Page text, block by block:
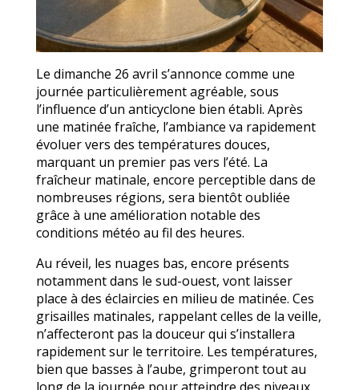
Le dimanche 26 avril s’annonce comme une
journée particulièrement agréable, sous
l’influence d’un anticyclone bien établi. Après
une matinée fraîche, l’ambiance va rapidement
évoluer vers des températures douces,
marquant un premier pas vers l’été. La
fraîcheur matinale, encore perceptible dans de
nombreuses régions, sera bientôt oubliée
grâce à une amélioration notable des
conditions météo au fil des heures.
Au réveil, les nuages bas, encore présents
notamment dans le sud-ouest, vont laisser
place à des éclaircies en milieu de matinée. Ces
grisailles matinales, rappelant celles de la veille,
n’affecteront pas la douceur qui s’installera
rapidement sur le territoire. Les températures,
bien que basses à l’aube, grimperont tout au